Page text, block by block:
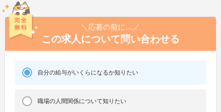
＼応募の前に…／
この求人について問い合わせる
自分の給与がいくらになるか知りたい
職場の人間関係について知りたい